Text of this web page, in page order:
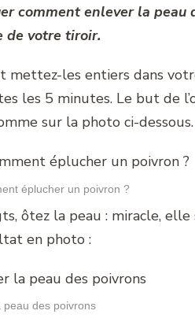
comment enlever la
de votre tiroir.
mettez-les entiers dans
les 5 minutes. Le but de
sur la photo ci-dessous.
éplucher un poivron ?
ôtez la peau : miracle,
en photo :
peau des poivrons